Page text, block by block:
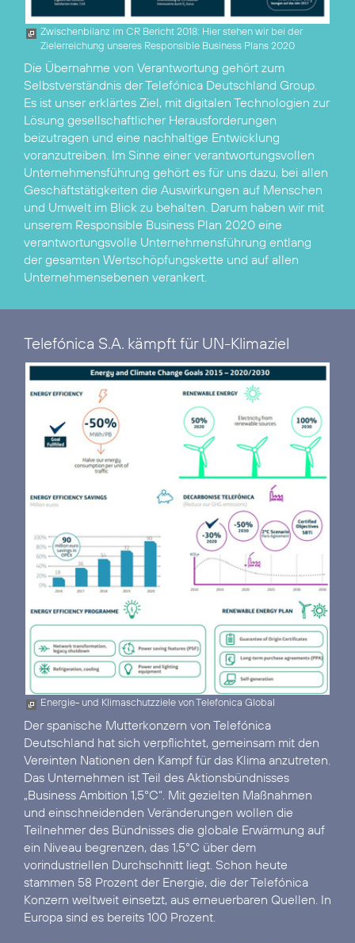
Zwischenbilanz im CR Bericht 2018: Hier stehen wir bei der
Zielerreichung unseres Responsible Business Plans 2020
Die Übernahme von Verantwortung gehört zum
Selbstverständnis der Telefónica Deutschland Group.
Es ist unser erklärtes Ziel, mit digitalen Technologien zur
Lösung gesellschaftlicher Herausforderungen
beizutragen und eine nachhaltige Entwicklung
voranzutreiben. Im Sinne einer verantwortungsvollen
Unternehmensführung gehört es für uns dazu, bei allen
Geschäftstätigkeiten die Auswirkungen auf Menschen
und Umwelt im Blick zu behalten. Darum haben wir mit
unserem Responsible Business Plan 2020 eine
verantwortungsvolle Unternehmensführung entlang
der gesamten Wertschöpfungskette und auf allen
Unternehmensebenen verankert.
Telefónica S.A. kämpft für UN-Klimaziel
Energie- und Klimaschutzziele von Telefonica Global
Der spanische Mutterkonzern von Telefónica
Deutschland hat sich verpflichtet, gemeinsam mit den
Vereinten Nationen den Kampf für das Klima anzutreten.
Das Unternehmen ist Teil des Aktionsbündnisses
„Business Ambition 1,5°C“. Mit gezielten Maßnahmen
und einschneidenden Veränderungen wollen die
Teilnehmer des Bündnisses die globale Erwärmung auf
ein Niveau begrenzen, das 1,5°C über dem
vorindustriellen Durchschnitt liegt. Schon heute
stammen 58 Prozent der Energie, die der Telefónica
Konzern weltweit einsetzt, aus erneuerbaren Quellen. In
Europa sind es bereits 100 Prozent.